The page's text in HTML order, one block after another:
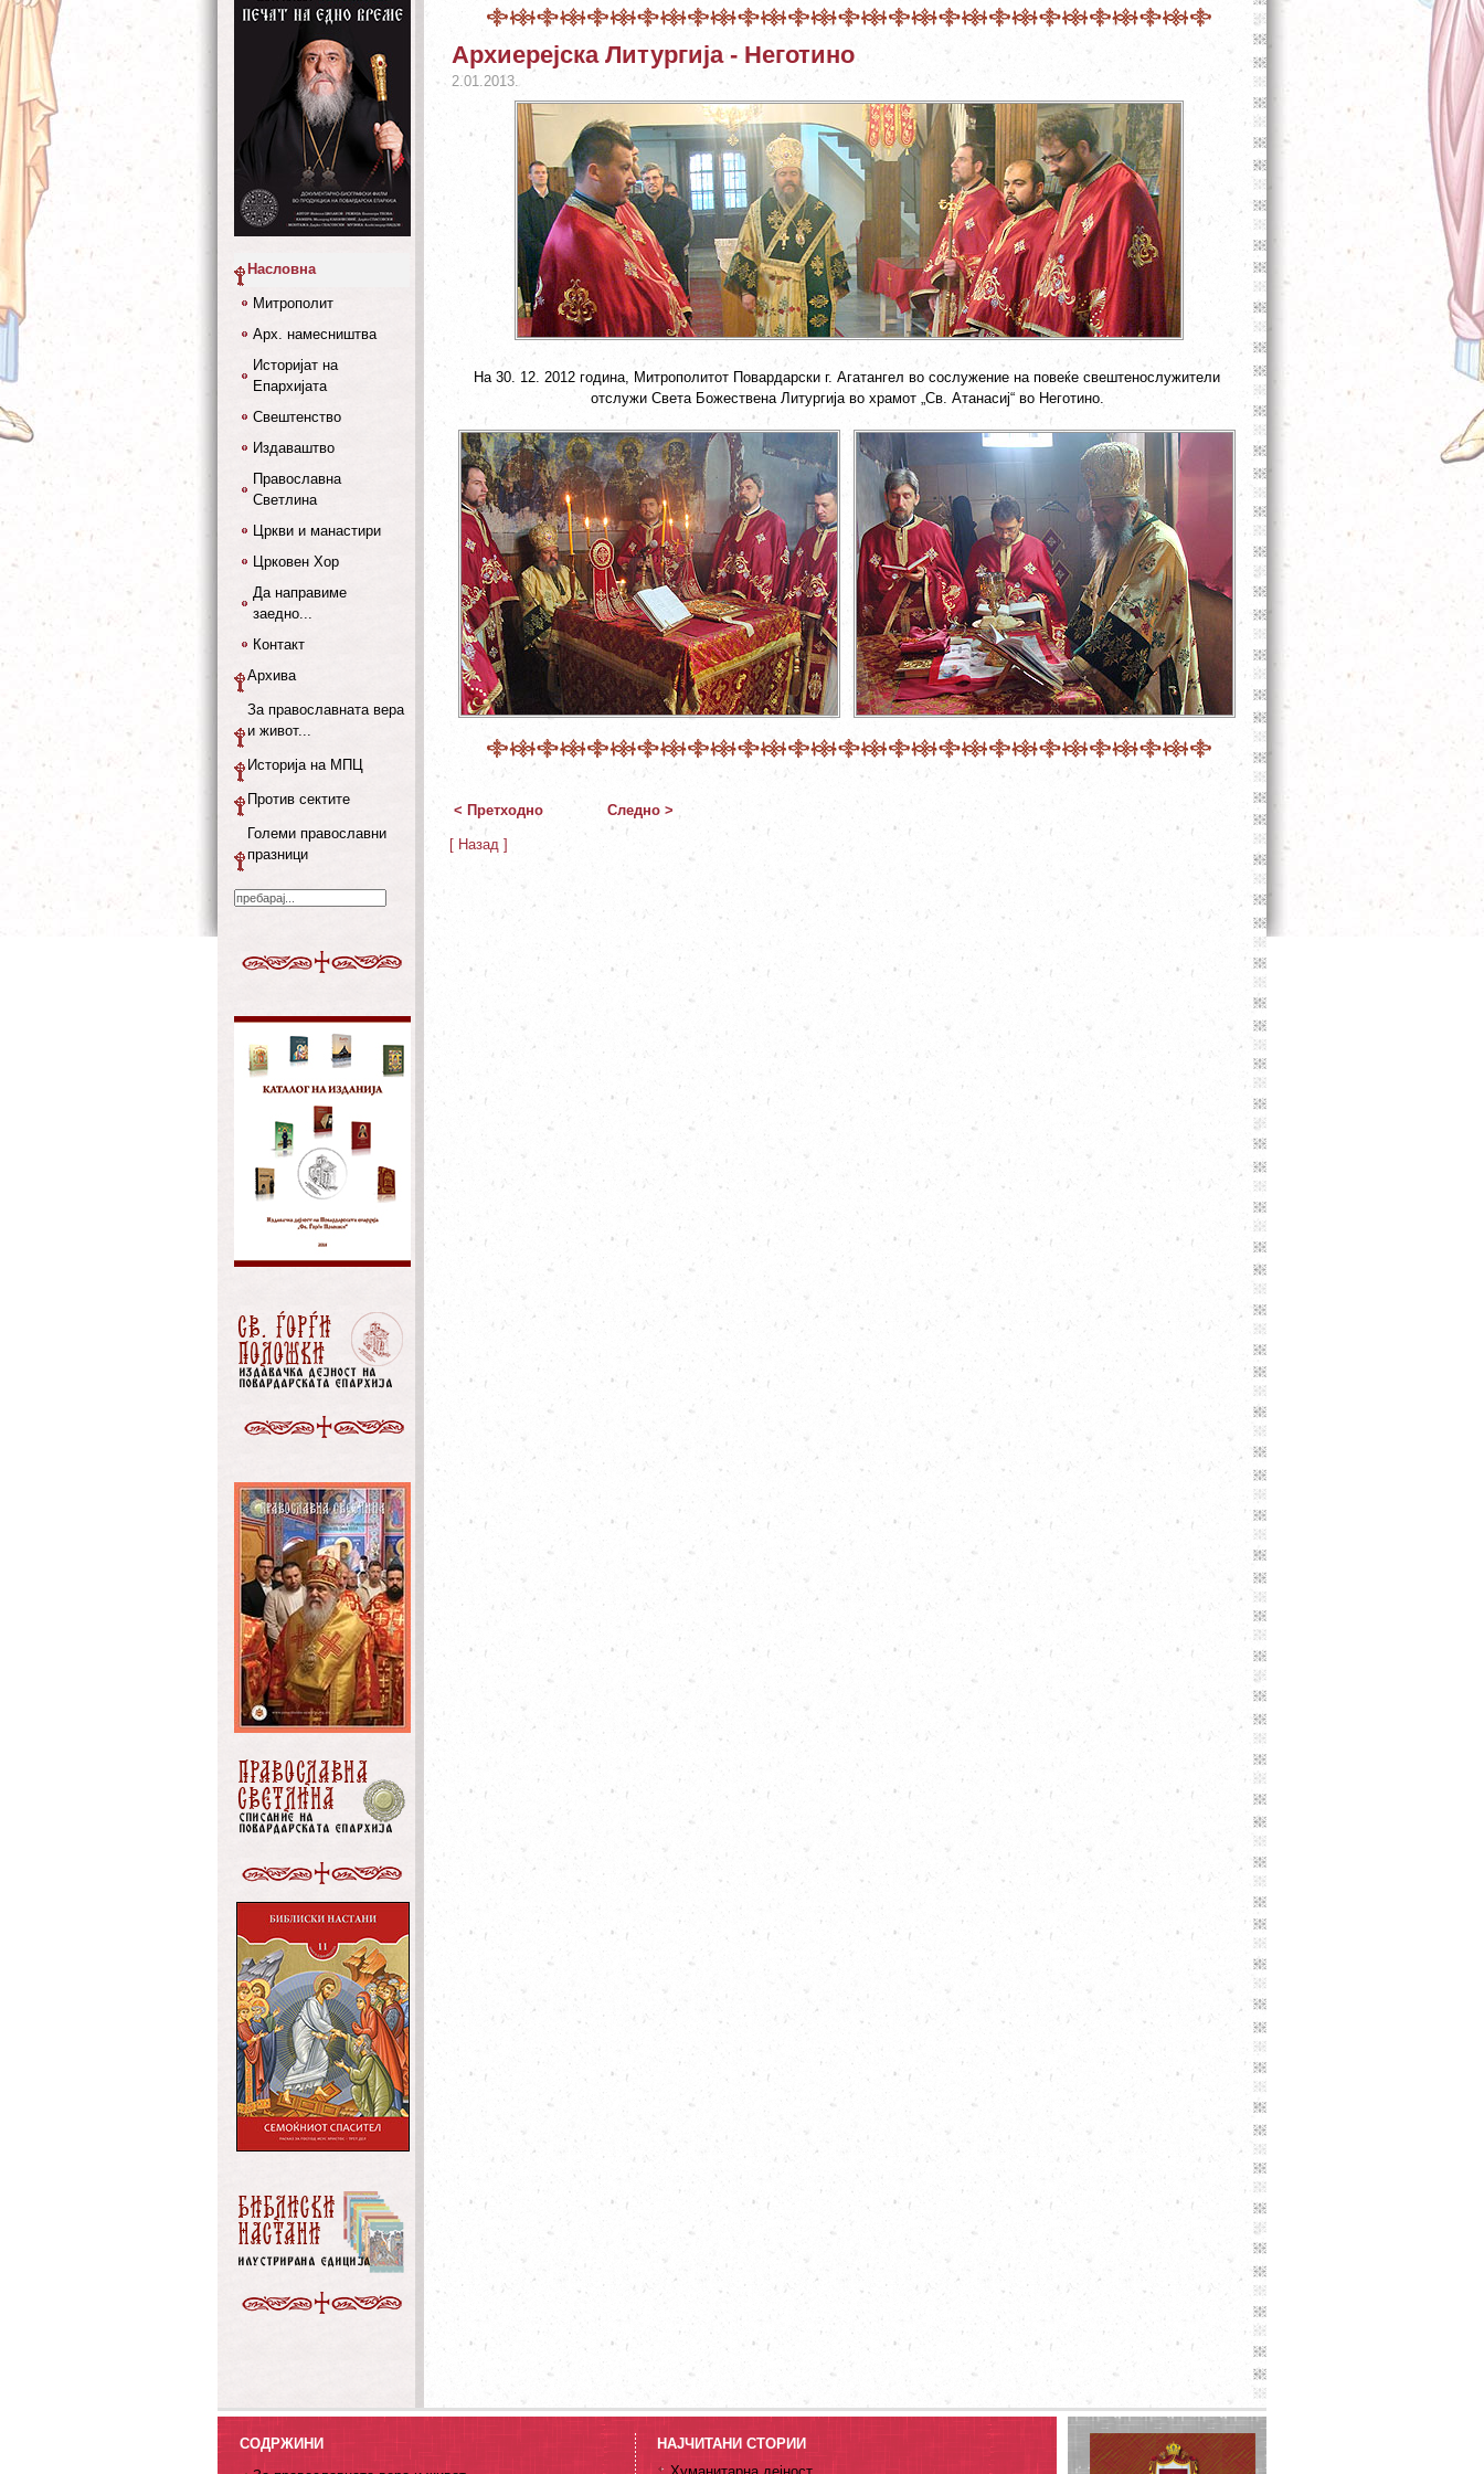
Архиерејска Литургија - Неготино
2.01.2013.
На 30. 12. 2012 година, Митрополитот Повардарски г. Агатангел во сослужение на повеќе свештенослужители
отслужи Света Божествена Литургија во храмот „Св. Атанасиј“ во Неготино.
< Претходно Следно >
[ Назад ]
Насловна
Митрополит
Арх. намесништва
Историјат на
Епархијата
Свештенство
Издаваштво
Православна
Светлина
Цркви и манастири
Црковен Хор
Да направиме
заедно...
Контакт
Архива
За православната вера
и живот...
Историја на МПЦ
Против сектите
Големи православни
празници
СОДРЖИНИ
НАЈЧИТАНИ СТОРИИ